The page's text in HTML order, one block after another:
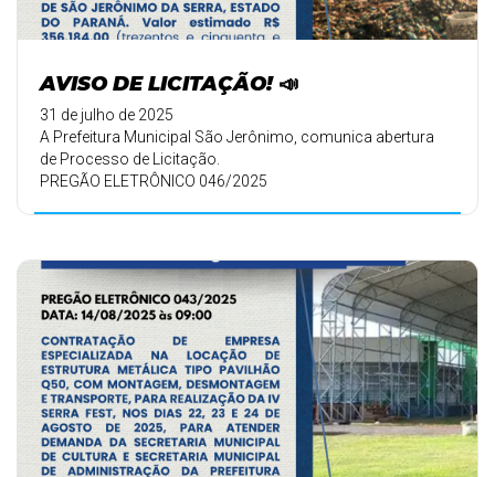
AVISO DE LICITAÇÃO! 📣
31 de julho de 2025
A Prefeitura Municipal São Jerônimo, comunica abertura
de Processo de Licitação.
PREGÃO ELETRÔNICO 046/2025